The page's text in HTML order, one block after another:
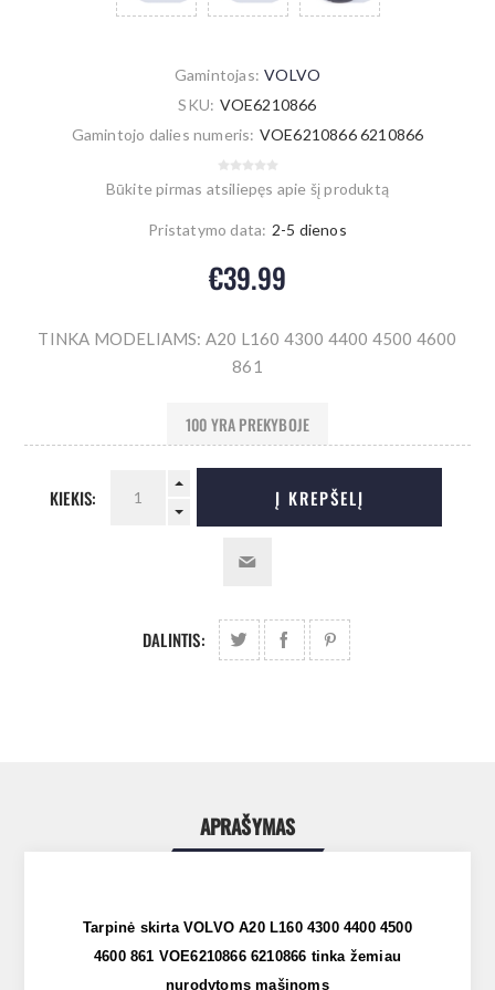
Gamintojas: VOLVO
SKU: VOE6210866
Gamintojo dalies numeris: VOE6210866 6210866
Būkite pirmas atsiliepęs apie šį produktą
Pristatymo data: 2-5 dienos
€39.99
TINKA MODELIAMS: A20 L160 4300 4400 4500 4600
861
100 YRA PREKYBOJE
KIEKIS: Į KREPŠELĮ
DALINTIS:
APRAŠYMAS
Tarpinė skirta VOLVO A20 L160 4300 4400 4500
4600 861 VOE6210866 6210866 tinka žemiau
nurodytoms mašinoms